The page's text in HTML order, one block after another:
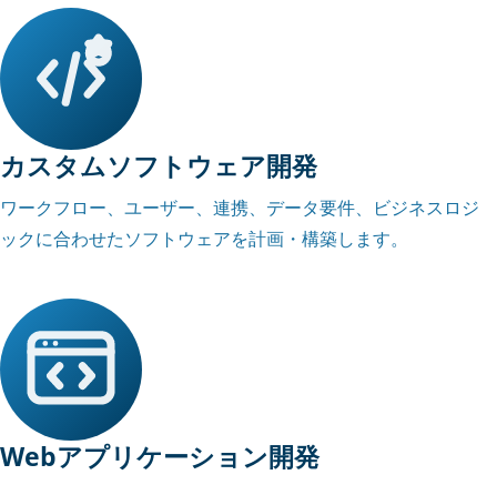
カスタムソフトウェア開発
ワークフロー、ユーザー、連携、データ要件、ビジネスロジ
ックに合わせたソフトウェアを計画・構築します。
Webアプリケーション開発